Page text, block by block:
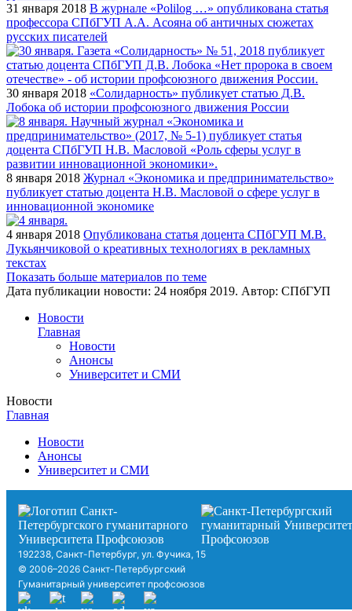
31 января 2018 В журнале «Polilog …» опубликована статья
профессора СПбГУП А.А. Асояна об античных сюжетах
русских писателей
30 января 2018 «Солидарность» публикует статью Д.В.
Лобока об истории профсоюзного движения России
8 января 2018 Журнал «Экономика и предпринимательство»
публикует статью доцента Н.В. Масловой о сфере услуг в
инновационной экономике
4 января 2018 Опубликована статья доцента СПбГУП М.В.
Лукьянчиковой о креативных технологиях в рекламных
текстах
Показать больше материалов по теме
Дата публикации новости: 24 ноября 2019. Автор: СПбГУП
Новости
Главная
Новости
Анонсы
Университет и СМИ
Новости
Главная
Новости
Анонсы
Университет и СМИ
192238, Санкт-Петербург, ул. Фучика, 15
© 2006–2026 Санкт-Петербургский
Гуманитарный университет профсоюзов